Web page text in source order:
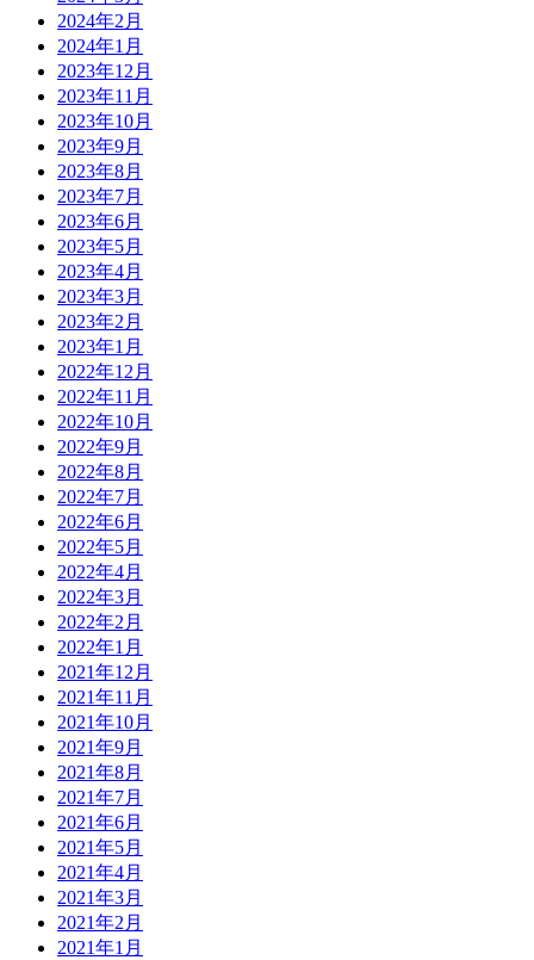
2024年2月
2024年1月
2023年12月
2023年11月
2023年10月
2023年9月
2023年8月
2023年7月
2023年6月
2023年5月
2023年4月
2023年3月
2023年2月
2023年1月
2022年12月
2022年11月
2022年10月
2022年9月
2022年8月
2022年7月
2022年6月
2022年5月
2022年4月
2022年3月
2022年2月
2022年1月
2021年12月
2021年11月
2021年10月
2021年9月
2021年8月
2021年7月
2021年6月
2021年5月
2021年4月
2021年3月
2021年2月
2021年1月